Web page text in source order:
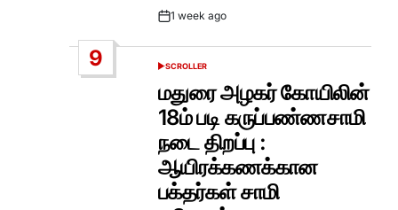
Post1 week ago
9
POSTED
SCROLLER
மதுரை அழகர் கோயிலின்
18ம் படி கருப்பண்ணசாமி
நடை திறப்பு :
ஆயிரக்கணக்கான
பக்தர்கள் சாமி